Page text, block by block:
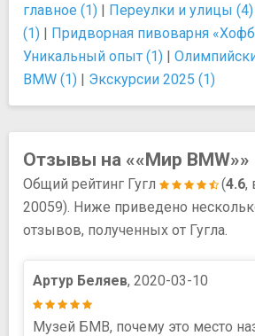
главное (1) | Переулки и улицы (4)
(1) | Придворная пивоварня
Уникальный опыт (1) |
BMW (1) | Экскурсии 2025 (1)
Отзывы на ««Мир
Общий рейтинг Гугл (4.6,
20059). Ниже приведено
отзывов, полученных от Гугла.
Артур Беляев, 2020-03-10
Музей БМВ, почему это место